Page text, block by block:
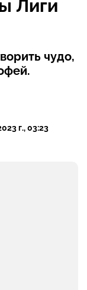
Лиги
чудо,
г., 03:23